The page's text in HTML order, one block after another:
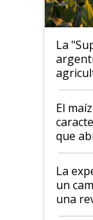
La
El
que
el lote
La
un
una